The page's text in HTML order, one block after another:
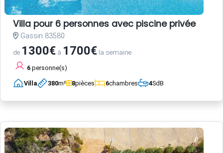
Villa pour 6 personnes avec piscine privée
Gassin 83580
de 1300€ à 1700€ la semaine
6 personne(s)
Villa 380m² 8pièces 6chambres 4SdB